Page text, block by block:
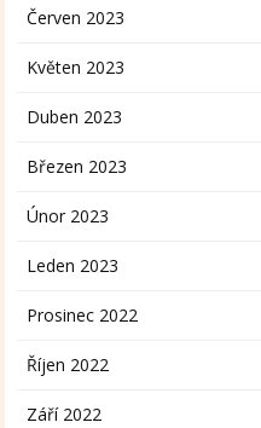
Červen 2023
Květen 2023
Duben 2023
Březen 2023
Únor 2023
Leden 2023
Prosinec 2022
Říjen 2022
Září 2022